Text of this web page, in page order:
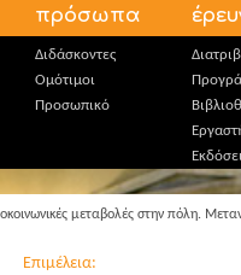
πρόσωπα
Διδάσκοντες
Ομότιμοι
Προσωπικό
μεταβολές στην πόλη.
Επιμέλεια: